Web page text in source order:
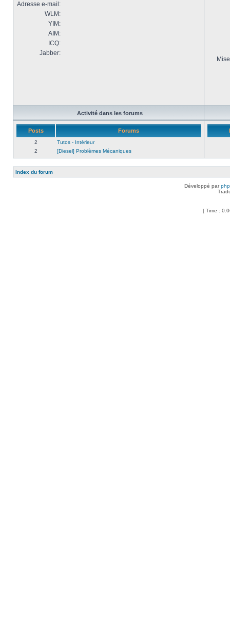
Adresse e-mail:
WLM:
YIM:
AIM:
ICQ:
Jabber:
Activité dans les forums
Posts Forums
2
Tutos - Intérieur
2
[Diesel] Problèmes Mécaniques
Index du forum
Développé par
[ Time :